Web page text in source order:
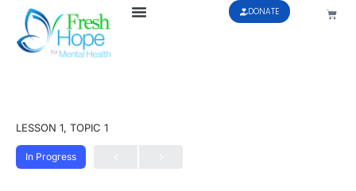
DONATE
LESSON 1, TOPIC 1
In Progress